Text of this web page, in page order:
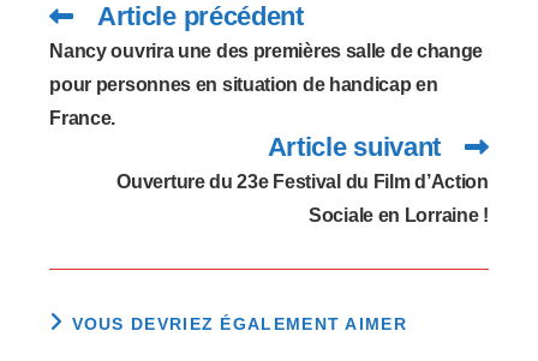
Read
more
articles
Article précédent
Nancy ouvrira une des premières salle de change
pour personnes en situation de handicap en
France.
Article suivant
Ouverture du 23e Festival du Film d’Action
Sociale en Lorraine !
VOUS DEVRIEZ ÉGALEMENT AIMER